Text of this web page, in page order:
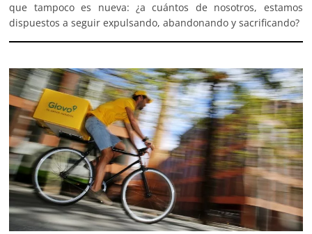
que tampoco es nueva: ¿a cuántos de nosotros, estamos
dispuestos a seguir expulsando, abandonando y sacrificando?